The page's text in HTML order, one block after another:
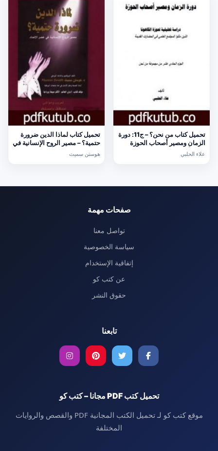
تحميل كتاب من نحن؟ – ج11: دورة
الزمان ومصير أصحاب الحوزة
PDF تأليف علاء الحلبي مجانا
علاء الحلبي
تحميل كتاب لماذا الدين ضرورة
حتمية؟ – مصير الروح الإنسانية في
سميث مجانا [كامل]
هوستن سميث
صفحات مهمة
تواصل معنا
سياسة الخصوصية
إتفاقية الإستخدام
عن كتب كو
حقوق النشر
تابعنا
تحميل كتب PDF مجانا – كتب كو
موقع كتب كو لـ تحميل الكتب المجانية PDF والقصص والروايات
المختلفة